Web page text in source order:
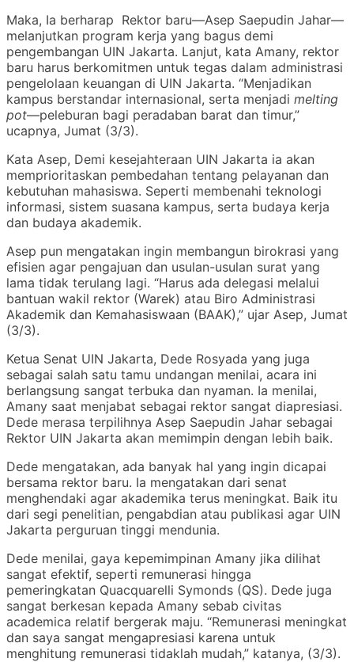
Maka, Ia berharap Rektor baru—Asep Saepudin Jahar—
melanjutkan program kerja yang bagus demi
pengembangan UIN Jakarta. Lanjut, kata Amany, rektor
baru harus berkomitmen untuk tegas dalam administrasi
pengelolaan keuangan di UIN Jakarta. “Menjadikan
kampus berstandar internasional, serta menjadi melting
pot—peleburan bagi peradaban barat dan timur,”
ucapnya, Jumat (3/3).
Kata Asep, Demi kesejahteraan UIN Jakarta ia akan
memprioritaskan pembedahan tentang pelayanan dan
kebutuhan mahasiswa. Seperti membenahi teknologi
informasi, sistem suasana kampus, serta budaya kerja
dan budaya akademik.
Asep pun mengatakan ingin membangun birokrasi yang
efisien agar pengajuan dan usulan-usulan surat yang
lama tidak terulang lagi. “Harus ada delegasi melalui
bantuan wakil rektor (Warek) atau Biro Administrasi
Akademik dan Kemahasiswaan (BAAK),” ujar Asep, Jumat
(3/3).
Ketua Senat UIN Jakarta, Dede Rosyada yang juga
sebagai salah satu tamu undangan menilai, acara ini
berlangsung sangat terbuka dan nyaman. Ia menilai,
Amany saat menjabat sebagai rektor sangat diapresiasi.
Dede merasa terpilihnya Asep Saepudin Jahar sebagai
Rektor UIN Jakarta akan memimpin dengan lebih baik.
Dede mengatakan, ada banyak hal yang ingin dicapai
bersama rektor baru. Ia mengatakan dari senat
menghendaki agar akademika terus meningkat. Baik itu
dari segi penelitian, pengabdian atau publikasi agar UIN
Jakarta perguruan tinggi mendunia.
Dede menilai, gaya kepemimpinan Amany jika dilihat
sangat efektif, seperti remunerasi hingga
pemeringkatan Quacquarelli Symonds (QS). Dede juga
sangat berkesan kepada Amany sebab civitas
academica relatif bergerak maju. “Remunerasi meningkat
dan saya sangat mengapresiasi karena untuk
menghitung remunerasi tidaklah mudah,” katanya, (3/3).